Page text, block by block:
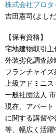
株式会社プロ
吉田憲司(よし
【保有資格】
宅地建物取引主
外装劣化調査診
フランチャイズ
上級アドミニス
一般社団法人
現在、アパー
に関する講習
等、幅広く活躍